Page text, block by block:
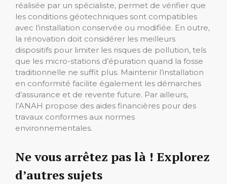
réalisée par un spécialiste, permet de vérifier que
les conditions géotechniques sont compatibles
avec l’installation conservée ou modifiée. En outre,
la rénovation doit considérer les meilleurs
dispositifs pour limiter les risques de pollution, tels
que les micro-stations d’épuration quand la fosse
traditionnelle ne suffit plus. Maintenir l’installation
en conformité facilite également les démarches
d’assurance et de revente future. Par ailleurs,
l’ANAH propose des aides financières pour des
travaux conformes aux normes
environnementales.
Ne vous arrêtez pas là ! Explorez
d’autres sujets